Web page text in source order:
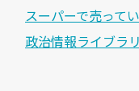
スーパーで売って
政治情報ライブラリ